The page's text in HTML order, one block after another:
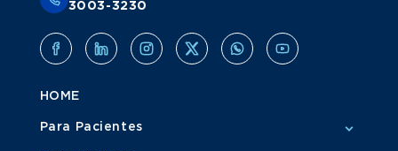
3003-3230
HOME
Para Pacientes